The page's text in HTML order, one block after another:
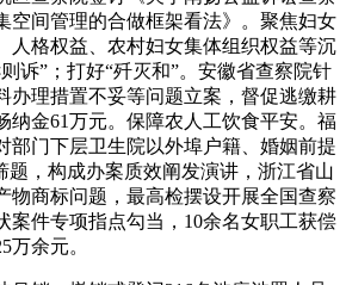
空间管理的合做框架看法》。聚焦妇女
人格权益、农村妇女集体组织权益等沉
诉”；打好“歼灭和”。安徽省查察院针
办理措置不妥等问题立案，督促逃缴耕
纳金61万元。保障农人工饮食平安。福
部门下层卫生院以外埠户籍、婚姻前提
题，构成办案质效阐发演讲，浙江省山
物商标问题，最高检摆设开展全国查察
案件专项指点勾当，10余名女职工获偿
万余元。